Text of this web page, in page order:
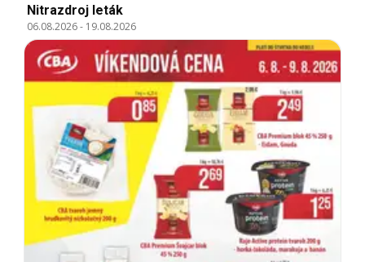
Nitrazdroj leták
06.08.2026- 19.08.2026